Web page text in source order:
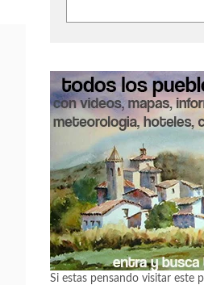
Si estas pensando visitar este